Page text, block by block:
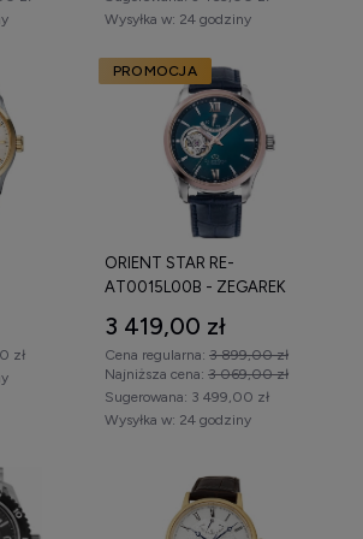
Star automatyczny –
specyfikacja techniczna
automatyczne
wyposażone są w
produkowane w Japonii. Marka
wykończenia oraz zastosowania
dla segmentu premium.
(Classic, Contemporary, Sports)
z naciągiem
dokręcania,
chodu,
heart,
Wysyłka w: 24 godziny
zł
ORIENT STAR RE-
AT0015L00B - ZEGAREK
3 419,00 zł
Cena regularna: 3 899,00 zł
Najniższa cena: 3 069,00 zł
Wysyłka w: 24 godziny
Sugerowana: 3 499,00 zł
PROMOCJA